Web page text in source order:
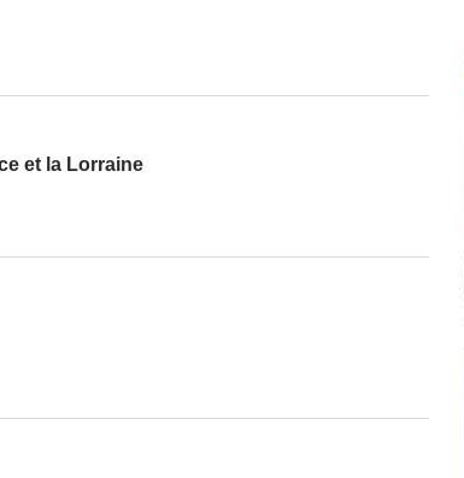
et la Lorraine